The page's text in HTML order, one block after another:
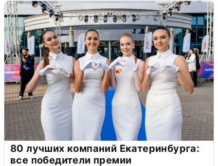
80 лучших компаний Екатеринбурга:
все победители премии